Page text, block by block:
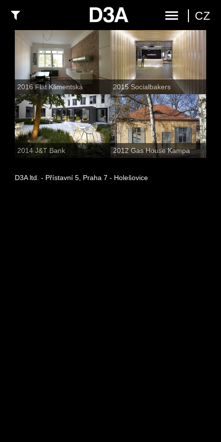
CZ
2016 Flat Klimentská 2015 Socialbakers
2014 J&T Bank 2012 Gas House Kampa
D3A ltd. - Přístavní 5, Praha 7 - Holešovice